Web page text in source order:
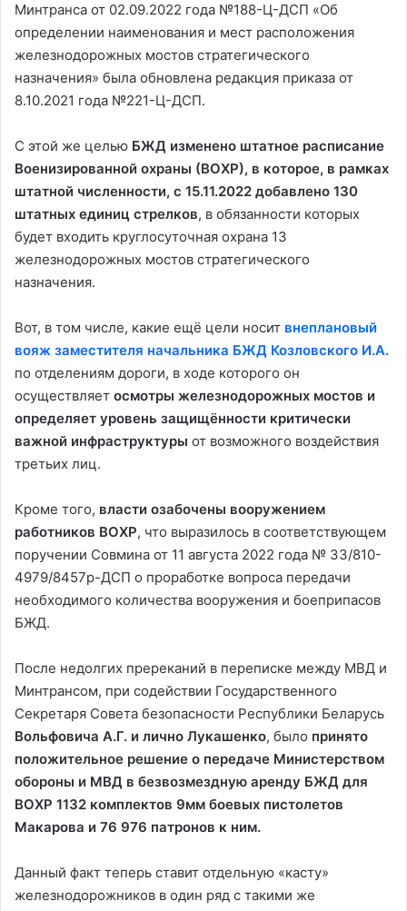
Минтранса от 02.09.2022 года №188-Ц-ДСП «Об
определении наименования и мест расположения
железнодорожных мостов стратегического
назначения» была обновлена редакция приказа от
8.10.2021 года №221-Ц-ДСП.
С этой же целью БЖД изменено штатное расписание
Военизированной охраны (ВОХР), в которое, в рамках
штатной численности, с 15.11.2022 добавлено 130
штатных единиц стрелков, в обязанности которых
будет входить круглосуточная охрана 13
железнодорожных мостов стратегического
назначения.
Вот, в том числе, какие ещё цели носит внеплановый
вояж заместителя начальника БЖД Козловского И.А.
по отделениям дороги, в ходе которого он
осуществляет осмотры железнодорожных мостов и
определяет уровень защищённости критически
важной инфраструктуры от возможного воздействия
третьих лиц.
Кроме того, власти озабочены вооружением
работников ВОХР, что выразилось в соответствующем
поручении Совмина от 11 августа 2022 года № 33/810-
4979/8457р-ДСП о проработке вопроса передачи
необходимого количества вооружения и боеприпасов
БЖД.
После недолгих пререканий в переписке между МВД и
Минтрансом, при содействии Государственного
Секретаря Совета безопасности Республики Беларусь
Вольфовича А.Г. и лично Лукашенко, было принято
положительное решение о передаче Министерством
обороны и МВД в безвозмездную аренду БЖД для
ВОХР 1132 комплектов 9мм боевых пистолетов
Макарова и 76 976 патронов к ним.
Данный факт теперь ставит отдельную «касту»
железнодорожников в один ряд с такими же